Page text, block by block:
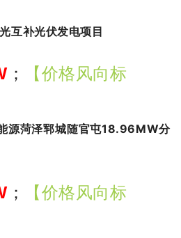
互补光伏发电项目
；
【价格风向标
源菏泽郓城随官屯18.96MW分
；
【价格风向标